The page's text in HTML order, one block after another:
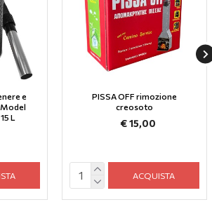
e
L
PISSA OFF rimozione
creosoto
€ 15,00
ACQUISTA